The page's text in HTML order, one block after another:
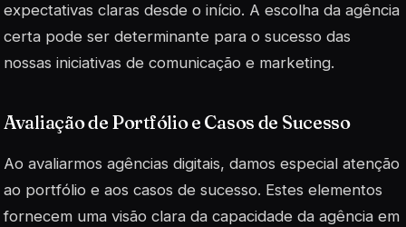
expectativas claras desde o início. A escolha da agência
certa pode ser determinante para o sucesso das
nossas iniciativas de comunicação e marketing.
Avaliação de Portfólio e Casos de Sucesso
Ao avaliarmos agências digitais, damos especial atenção
ao portfólio e aos casos de sucesso. Estes elementos
fornecem uma visão clara da capacidade da agência em